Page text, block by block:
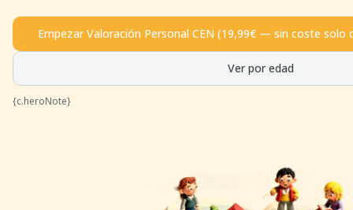
Empezar Valoración Personal CEN (19,99€ — sin coste solo
Ver por edad
{c.heroNote}